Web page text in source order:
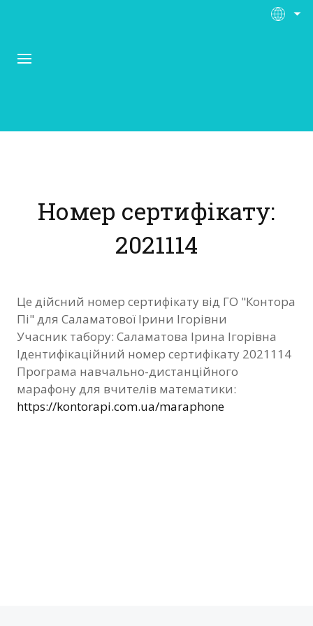
Матеріали
Нас підтримують
Фотозвіт
Видані сертифікати
Контакти
Номер сертифікату:
2021114
Це дійсний номер сертифікату від ГО "Контора
Пі" для Саламатової Ірини Ігорівни
Учасник табору: Саламатова Ірина Ігорівна
Ідентифікаційний номер сертифікату 2021114
Програма навчально-дистанційного
марафону для вчителів математики:
https://kontorapi.com.ua/maraphone